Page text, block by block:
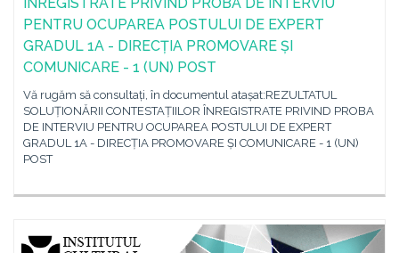
PENTRU OCUPAREA POSTULUI DE EXPERT
GRADUL 1A - DIRECȚIA PROMOVARE ȘI
COMUNICARE - 1 (UN) POST
Vă rugăm să consultați, în documentul atașat:REZULTATUL
SOLUȚIONĂRII CONTESTAȚIILOR ÎNREGISTRATE PRIVIND PROBA
DE INTERVIU PENTRU OCUPAREA POSTULUI DE EXPERT
GRADUL 1A - DIRECȚIA PROMOVARE ȘI COMUNICARE - 1 (UN)
POST